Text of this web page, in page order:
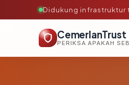
Didukung infrastruktur
CemerlanTrust